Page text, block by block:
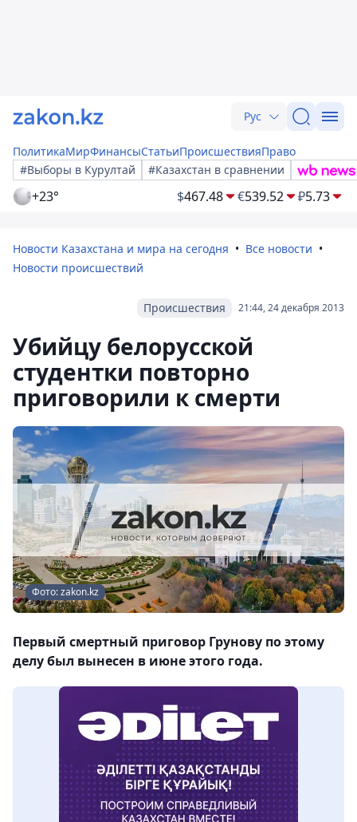
Рус
ПолитикаМирФинансыСтатьиПроисшествияПраво
#Выборы в Курултай
#Казахстан в сравнении
+23° $467.48 €539.52 ₽5.73
Новости Казахстана и мира на сегодня
Все новости
Новости происшествий
21:44, 24 декабря 2013
Происшествия
Убийцу белорусской
студентки повторно
приговорили к смерти
Фото: zakon.kz
Первый смертный приговор Грунову по этому
делу был вынесен в июне этого года.